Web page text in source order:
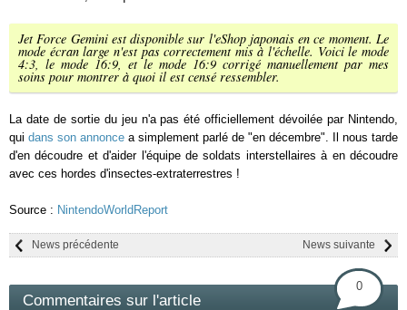
Jet Force Gemini est disponible sur l'eShop japonais en ce moment. Le
mode écran large n'est pas correctement mis à l'échelle. Voici le mode
4:3, le mode 16:9, et le mode 16:9 corrigé manuellement par mes
soins pour montrer à quoi il est censé ressembler.
La date de sortie du jeu n'a pas été officiellement dévoilée par Nintendo,
qui dans son annonce a simplement parlé de "en décembre". Il nous tarde
d'en découdre et d'aider l'équipe de soldats interstellaires à en découdre
avec ces hordes d'insectes-extraterrestres !
Source : NintendoWorldReport
News suivante
News précédente
Commentaires sur l'article
0